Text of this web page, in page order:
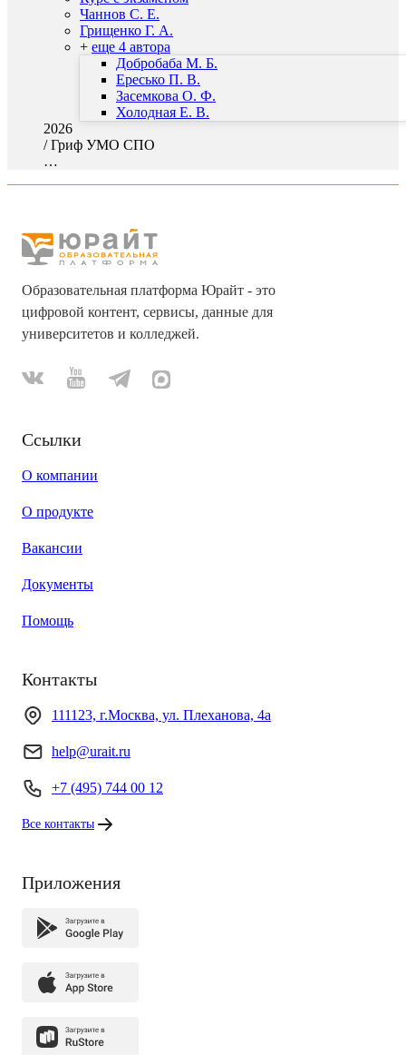
Чаннов С. Е.
Грищенко Г. А.
+ еще 4 автора
Добробаба М. Б.
Ересько П. В.
Засемкова О. Ф.
Холодная Е. В.
2026
/Гриф УМО СПО
…
Образовательная платформа Юрайт - это
цифровой контент, сервисы, данные для
университетов и колледжей.
Ссылки
О компании
О продукте
Вакансии
Документы
Помощь
Контакты
111123, г.Москва, ул. Плеханова, 4а
help@urait.ru
+7 (495) 744 00 12
Все контакты
Приложения